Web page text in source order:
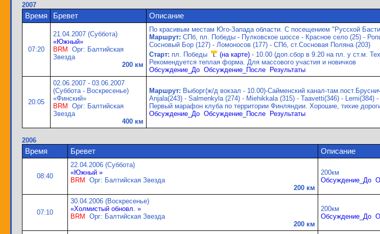
2007
Время Бревет Описание
07:20
21.04.2007 (Суббота)
«Южный»
BRM
Орг: Балтийская
Звезда
200 км
По красивым местам Юго-Запада области. С посещением "Русской
Маршрут: СПб, пл. Победы - Пулковское шоссе - Красное село (25) -
Сосновый Бор (127) - Ломоносов (177) - СПб, ст.Сосновая Поляна (203)
Старт: пл. Победы (на карте) - 10.00 (доп.сбор в 9.20 на пл. у ст.м.
Рекомендуется теплая форма. Для массового участия и новичков
Обсуждение_До Обсуждение_После Результаты
20:05
02.06.2007 - 03.06.2007
(Суббота - Воскресенье)
«Финский»
BRM
Орг: Балтийская
Звезда
400 км
Маршрут: Выборг(ж/д вокзал - 10.00)-Сайменский канал-
Anjala(243) - Salmenkyla (274) - Miehikkala (315) - Taavetti(346) - Lemi(384)
Первый марафон клуба по территории Финляндии. Хорошие, тихие
Обсуждение_До Обсуждение_После Результаты
2006
Время Бревет Описание
08:40
22.04.2006 (Суббота)
«Южный »
BRM
Орг: Балтийская Звезда
200 км
200км
Обсуждение_До
07:10
30.04.2006 (Воскресенье)
«Холмистый обновл. »
BRM
Орг: Балтийская Звезда
200 км
200км
Обсуждение_До